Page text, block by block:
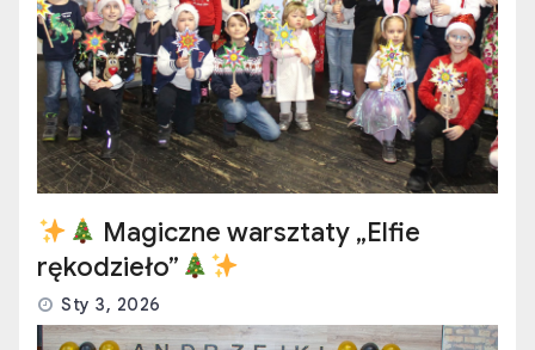
Magiczne warsztaty „Elfie
rękodzieło”
Sty 3, 2026